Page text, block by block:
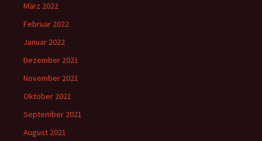
März 2022
Februar 2022
Januar 2022
Dezember 2021
November 2021
Oktober 2021
September 2021
August 2021